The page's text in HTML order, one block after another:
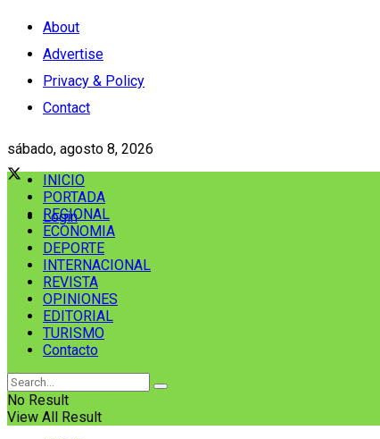
About
Advertise
Privacy & Policy
Contact
sábado, agosto 8, 2026
Login
INICIO
PORTADA
REGIONAL
ECONOMIA
DEPORTE
INTERNACIONAL
REVISTA
OPINIONES
EDITORIAL
TURISMO
Contacto
No Result
View All Result